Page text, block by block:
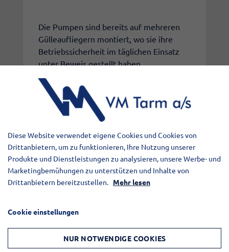
Die Pumpen sind bereits auf mehreren
Gülleaufliegern montiert, wo sie ihre
Betriebssicherheit im täglichen Einsatz
unter Beweis gestellt haben.
Die neue VM Tarm-Pumpe wird künftig
Standard auf unseren Gülleaufliegern
sein, es sei denn, der Kunde wünscht eine
andere Lösung.
Gleichzeitig setzen wir selbstverständlich
unsere Service- und Wartungsarbeiten
Die Markteinführung ist ein weiterer
Schritt in VMs Tarms Ambition, unsere
Diese Website verwendet eigene Cookies und Cookies von
Drittanbietern, um zu funktionieren, Ihre Nutzung unserer
Produkte und Dienstleistungen zu analysieren, unsere Werbe- und
Marketingbemühungen zu unterstützen und Inhalte von
Drittanbietern bereitzustellen. Mehr lesen
Cookie einstellungen
NUR NOTWENDIGE COOKIES